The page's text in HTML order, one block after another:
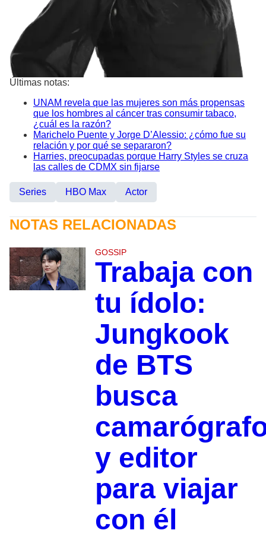
Últimas notas:
UNAM revela que las mujeres son más propensas
que los hombres al cáncer tras consumir tabaco,
¿cuál es la razón?
Marichelo Puente y Jorge D’Alessio: ¿cómo fue su
relación y por qué se separaron?
Harries, preocupadas porque Harry Styles se cruza
las calles de CDMX sin fijarse
Series HBO Max Actor
NOTAS RELACIONADAS
GOSSIP
Trabaja con
tu ídolo:
Jungkook
de BTS
busca
y editor
para viajar
con él